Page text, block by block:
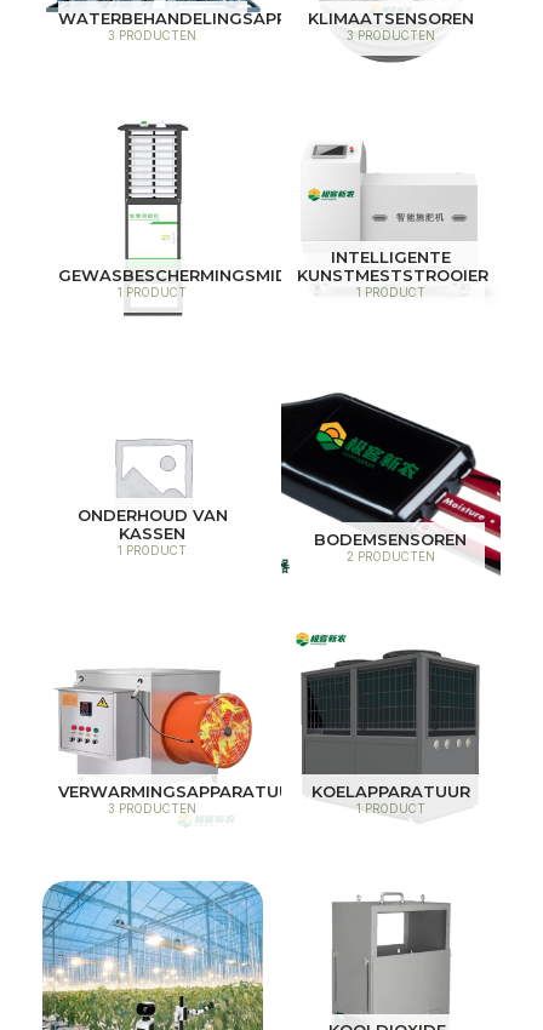
WATERBEHANDELINGSAPPARATUUR
3 PRODUCTEN
KLIMAATSENSOREN
3 PRODUCTEN
GEWASBESCHERMINGSMIDDELEN
1 PRODUCT
INTELLIGENTE
KUNSTMESTSTROOIER
1 PRODUCT
ONDERHOUD VAN
KASSEN
1 PRODUCT
BODEMSENSOREN
2 PRODUCTEN
VERWARMINGSAPPARATUUR
3 PRODUCTEN
KOELAPPARATUUR
1 PRODUCT